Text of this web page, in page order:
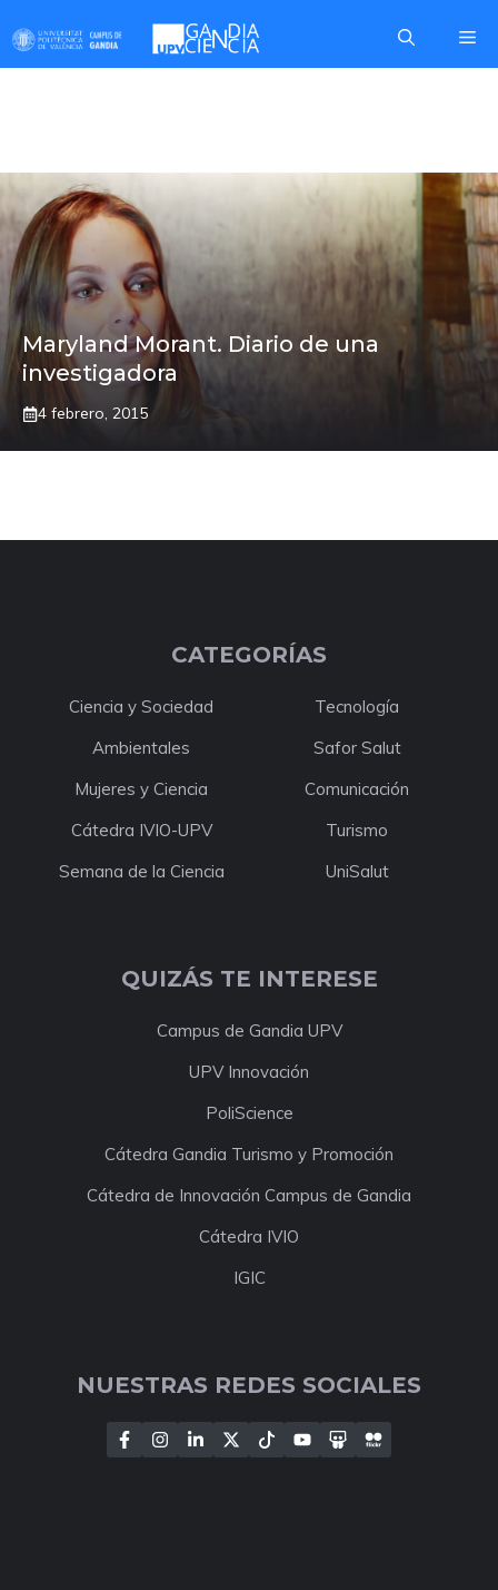
contenido
Maryland Morant. Diario de una
investigadora
4 febrero, 2015
CATEGORÍAS
Ciencia y Sociedad
Tecnología
Ambientales
Safor Salut
Mujeres y Ciencia
Comunicación
Cátedra IVIO-UPV
Turismo
Semana de la Ciencia
UniSalut
QUIZÁS TE INTERESE
Campus de Gandia UPV
UPV Innovación
PoliScience
Cátedra Gandia Turismo y Promoción
Cátedra de Innovación Campus de Gandia
Cátedra IVIO
IGIC
NUESTRAS REDES SOCIALES